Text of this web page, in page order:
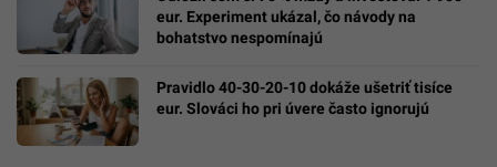
eur. Experiment ukázal, čo návody na
bohatstvo nespomínajú
Pravidlo 40-30-20-10 dokáže ušetriť tisíce
eur. Slováci ho pri úvere často ignorujú